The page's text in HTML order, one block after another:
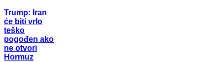
Trump: Iran
će biti vrlo
teško
pogođen ako
ne otvori
Hormuz